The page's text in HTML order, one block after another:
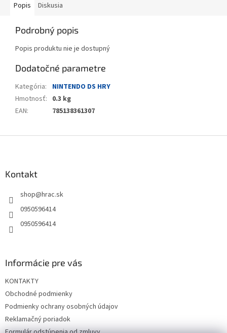
Popis Diskusia
Podrobný popis
Popis produktu nie je dostupný
Dodatočné parametre
Kategória:
NINTENDO DS HRY
Hmotnosť: 0.3 kg
EAN: 785138361307
Kontakt
shop@hrac.sk
0950596414
0950596414
Informácie pre vás
KONTAKTY
Obchodné podmienky
Podmienky ochrany osobných údajov
Reklamačný poriadok